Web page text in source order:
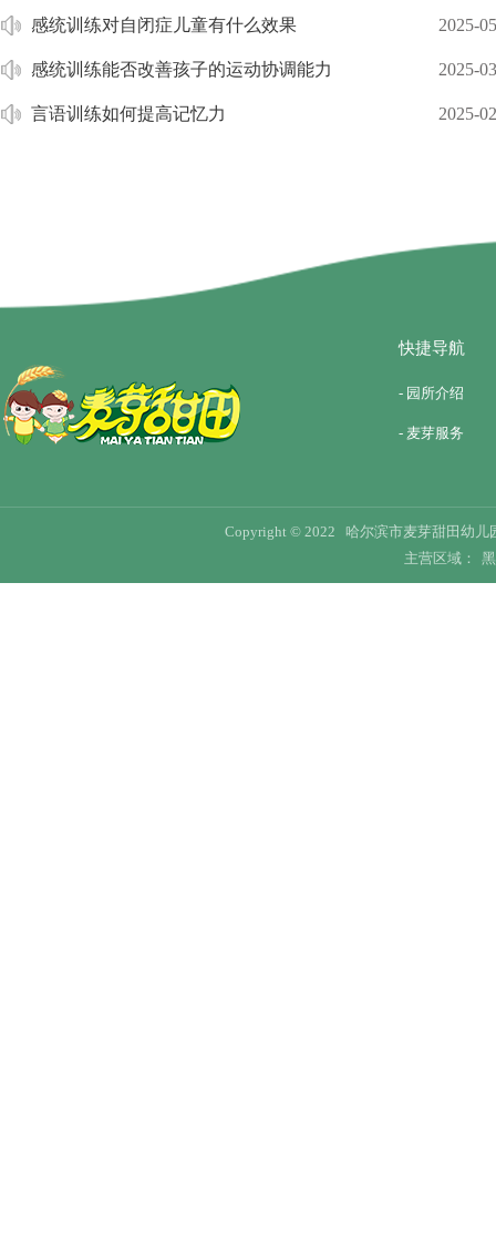
感统训练对自闭症儿童有什么效果 2025-
感统训练能否改善孩子的运动协调能力 2025-
言语训练如何提高记忆力 2025-
快捷导航
- 园所介绍
- 麦芽服务
Copyright © 2022 哈尔滨市麦芽甜田幼
主营区域：